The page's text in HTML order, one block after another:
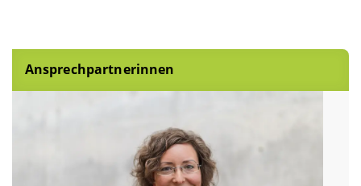
Ansprechpartnerinnen